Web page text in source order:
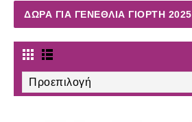
ΔΩΡΑ ΓΙΑ ΓΕΝΈΘΛΙΑ ΓΙΟΡΤΉ 2025